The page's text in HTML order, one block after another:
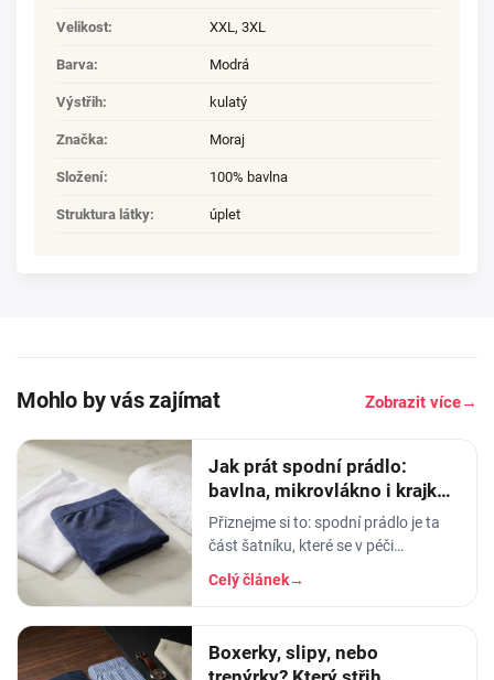
Velikost: XXL, 3XL
Barva: Modrá
Výstřih: kulatý
Značka: Moraj
Složení: 100% bavlna
Struktura látky: úplet
Mohlo by vás zajímat Zobrazit více→
Jak prát spodní prádlo:
bavlna, mikrovlákno i krajka,
aby vydrželo
Přiznejme si to: spodní prádlo je ta
část šatníku, které se v péči
věnujeme nejmíň. Hodíme ho do
pračky se vším ostatním, dáme
Celý článek→
Boxerky, slipy, nebo